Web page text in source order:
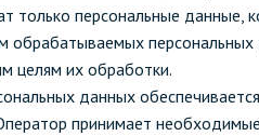
только персональные данные,
обрабатываемых
целям их обработки.
данных
принимает